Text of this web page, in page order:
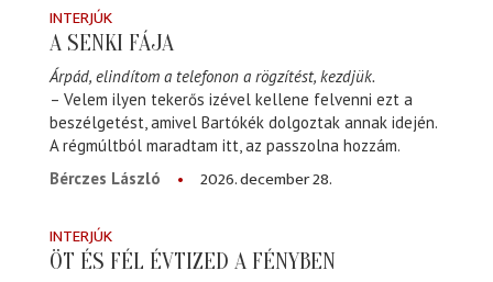
INTERJÚK
A SENKI FÁJA
Árpád, elindítom a telefonon a rögzítést, kezdjük.
– Velem ilyen tekerős izével kellene felvenni ezt a
beszélgetést, amivel Bartókék dolgoztak annak idején.
A régmúltból maradtam itt, az passzolna hozzám.
Bérczes László
2026. december 28.
INTERJÚK
ÖT ÉS FÉL ÉVTIZED A FÉNYBEN